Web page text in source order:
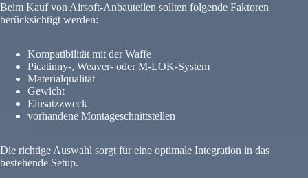
Beim Kauf von Airsoft-Anbauteilen sollten folgende Faktoren
berücksichtigt werden:
Kompatibilität mit der Waffe
Picatinny-, Weaver- oder M-LOK-System
Materialqualität
Gewicht
Einsatzzweck
vorhandene Montageschnittstellen
Die richtige Auswahl sorgt für eine optimale Integration in das
bestehende Setup.